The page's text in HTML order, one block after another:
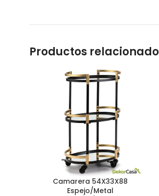
Productos
Camarera 54X33X88
Espejo/Metal